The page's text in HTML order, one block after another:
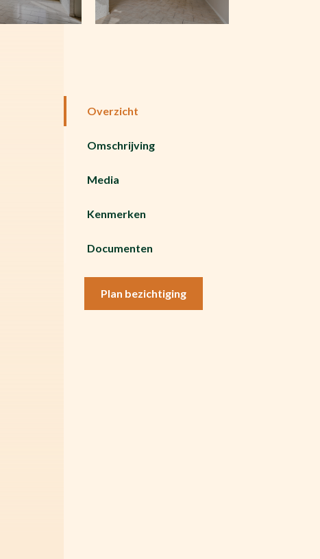
Overzicht
Omschrijving
Media
Kenmerken
Documenten
Plan bezichtiging